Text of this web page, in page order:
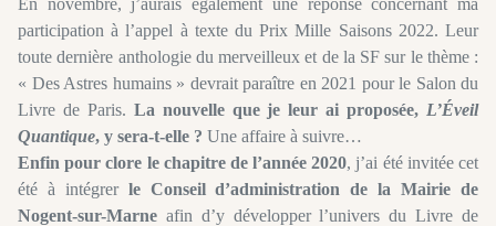
participation à l’appel à texte du Prix Mille Saisons 2022. Leur
toute dernière anthologie du merveilleux et de la SF sur le thème :
« Des Astres humains » devrait paraître en 2021 pour le Salon du
Livre de Paris. La nouvelle que je leur ai proposée, L’Éveil
Quantique, y sera-t-elle ? Une affaire à suivre…
Enfin pour clore le chapitre de l’année 2020, j’ai été invitée cet
été à intégrer le Conseil d’administration de la Mairie de
Nogent-sur-Marne afin d’y développer l’univers du Livre de